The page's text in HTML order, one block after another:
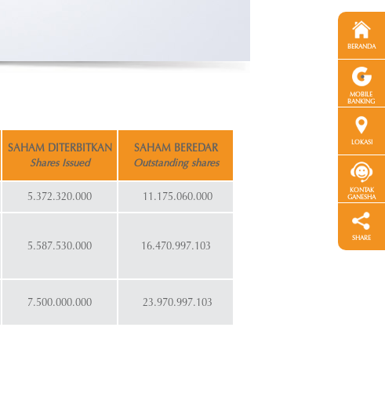
BERANDA
MOBILE
BANKING
LOKASI
KONTAK
GANESHA
SHARE
SAHAM DITERBITKAN
Shares Issued
SAHAM BEREDAR
Outstanding shares
5.372.320.000 11.175.060.000
5.587.530.000 16.470.997.103
7.500.000.000 23.970.997.103